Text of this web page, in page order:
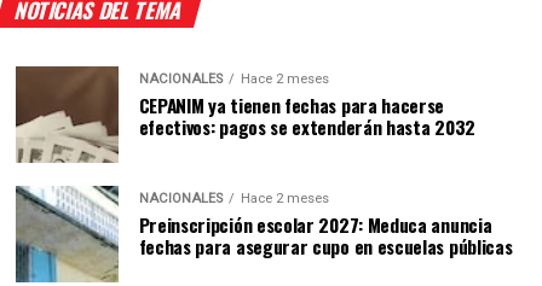
NOTICIAS DEL TEMA
NACIONALES Hace 2 meses
CEPANIM ya tienen fechas para hacerse
efectivos: pagos se extenderán hasta 2032
NACIONALES Hace 2 meses
Preinscripción escolar 2027: Meduca anuncia
fechas para asegurar cupo en escuelas públicas